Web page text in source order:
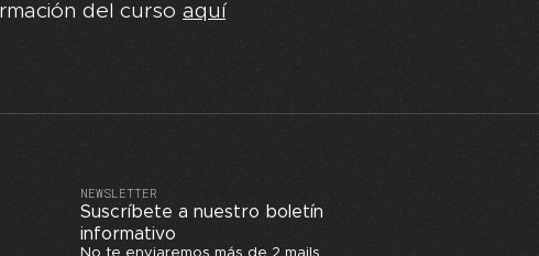
del cursoaquí
NEWSLETTER
Suscríbete a nuestro boletín
informativo